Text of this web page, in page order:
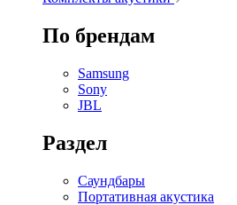
По брендам
Samsung
Sony
JBL
Раздел
Саундбары
Портативная акустика